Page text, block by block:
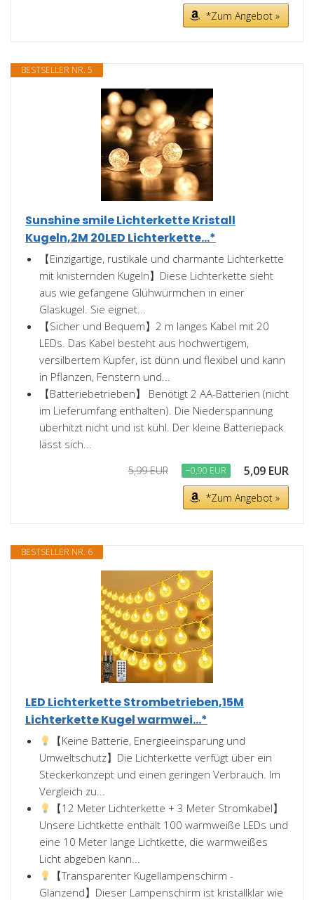
*Zum Angebot »
BESTSELLER NR. 5
Sunshine smile Lichterkette Kristall
Kugeln,2M 20LED Lichterkette...*
【Einzigartige, rustikale und charmante Lichterkette
mit knisternden Kugeln】Diese Lichterkette sieht
aus wie gefangene Glühwürmchen in einer
Glaskugel. Sie eignet...
【Sicher und Bequem】2 m langes Kabel mit 20
LEDs. Das Kabel besteht aus hochwertigem,
versilbertem Kupfer, ist dünn und flexibel und kann
in Pflanzen, Fenstern und...
【Batteriebetrieben】 Benötigt 2 AA-Batterien (nicht
im Lieferumfang enthalten). Die Niederspannung
überhitzt nicht und ist kühl. Der kleine Batteriepack
lässt sich...
5,99 EUR −0,90 EUR 5,09 EUR
*Zum Angebot »
BESTSELLER NR. 6
LED Lichterkette Strombetrieben,15M
Lichterkette Kugel warmwei...*
【Keine Batterie, Energieeinsparung und
Umweltschutz】Die Lichterkette verfügt über ein
Steckerkonzept und einen geringen Verbrauch. Im
Vergleich zu...
【12 Meter Lichterkette + 3 Meter Stromkabel】
Unsere Lichtkette enthält 100 warmweiße LEDs und
eine 10 Meter lange Lichtkette, die warmweißes
Licht abgeben kann...
【Transparenter Kugellampenschirm -
Glänzend】Dieser Lampenschirm ist kristallklar wie